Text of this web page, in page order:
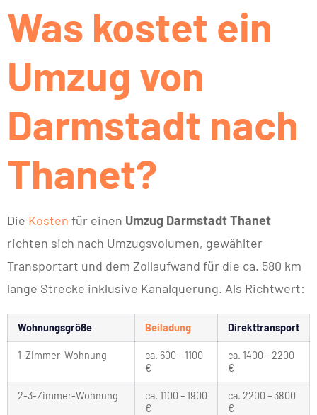
Was kostet ein
Umzug von
Darmstadt nach
Thanet?
Die Kosten für einen Umzug Darmstadt Thanet
richten sich nach Umzugsvolumen, gewählter
Transportart und dem Zollaufwand für die ca. 580 km
lange Strecke inklusive Kanalquerung. Als Richtwert:
Wohnungsgröße Beiladung Direkttransport
1-Zimmer-Wohnung
ca. 600 – 1100
€
ca. 1400 – 2200
€
2-3-Zimmer-Wohnung
ca. 1100 – 1900
€
ca. 2200 – 3800
€